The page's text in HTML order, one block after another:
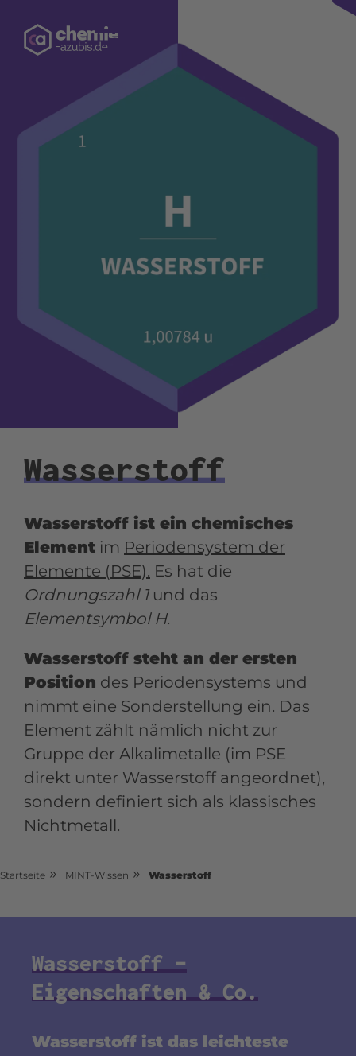
Wasserstoff
Wasserstoff ist ein chemisches
Element im Periodensystem der
Elemente (PSE). Es hat die
Ordnungszahl 1und das
Elementsymbol H.
Wasserstoff steht an der ersten
Position des Periodensystems und
nimmt eine Sonderstellung ein. Das
Element zählt nämlich nicht zur
Gruppe der Alkalimetalle (im PSE
direkt unter Wasserstoff angeordnet),
sondern definiert sich als klassisches
Nichtmetall.
Startseite » MINT-Wissen » Wasserstoff
Wasserstoff –
Eigenschaften & Co.
Wasserstoff ist das leichteste